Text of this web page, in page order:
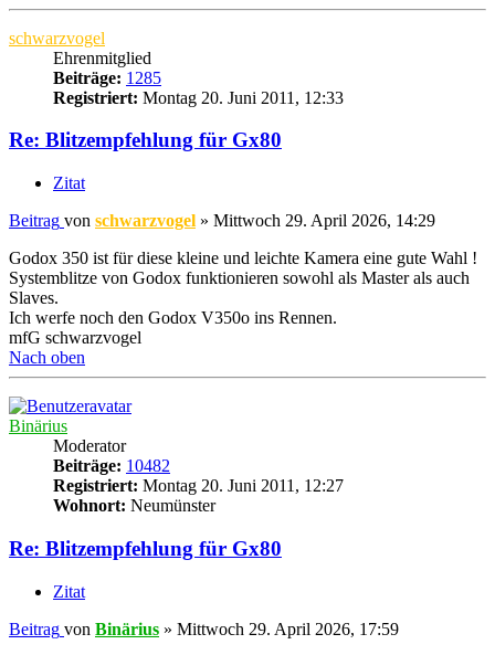
schwarzvogel
Ehrenmitglied
Beiträge: 1285
Registriert: Montag 20. Juni 2011, 12:33
Re: Blitzempfehlung für Gx80
Zitat
Beitrag von schwarzvogel » Mittwoch 29. April 2026, 14:29
Godox 350 ist für diese kleine und leichte Kamera eine gute Wahl !
Systemblitze von Godox funktionieren sowohl als Master als auch
Slaves.
Ich werfe noch den Godox V350o ins Rennen.
mfG schwarzvogel
Nach oben
Binärius
Moderator
Beiträge: 10482
Registriert: Montag 20. Juni 2011, 12:27
Wohnort: Neumünster
Re: Blitzempfehlung für Gx80
Zitat
Beitrag von Binärius » Mittwoch 29. April 2026, 17:59